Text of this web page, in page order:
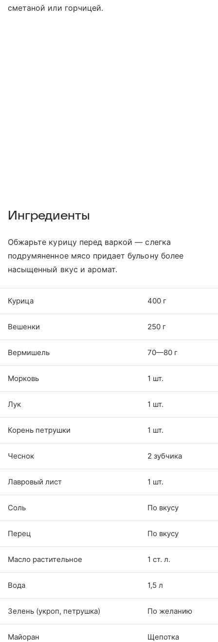
сметаной или горчицей.
Ингредиенты
Обжарьте курицу перед варкой — слегка
подрумяненное мясо придает бульону более
насыщенный вкус и аромат.
Курица 400 г
Вешенки 250 г
Вермишель 70—80 г
Морковь 1 шт.
Лук 1 шт.
Корень петрушки 1 шт.
Чеснок 2 зубчика
Лавровый лист 1 шт.
Соль По вкусу
Перец По вкусу
Масло растительное 1 ст. л.
Вода 1,5 л
Зелень (укроп, петрушка) По желанию
Майоран Щепотка